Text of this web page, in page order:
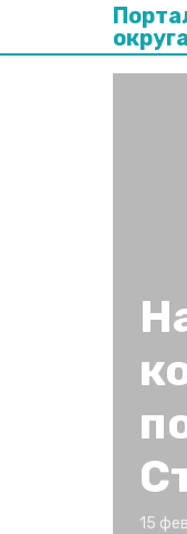
округа
15